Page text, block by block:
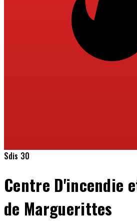
Sdis 30
Centre D'incendie
de Marguerittes